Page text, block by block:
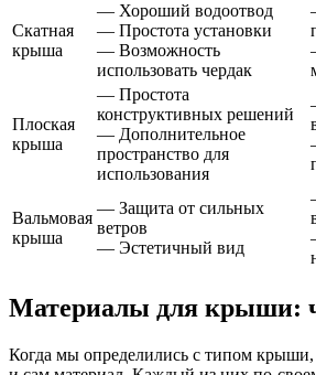
Скатная
крыша
— Хороший водоотвод
— Простота установки
— Возможность
использовать чердак
Плоская
крыша
— Простота
конструктивных решений
— Дополнительное
пространство для
использования
Вальмовая
крыша
— Защита от сильных
ветров
— Эстетичный вид
Материалы для крыши:
Когда мы определились с типом